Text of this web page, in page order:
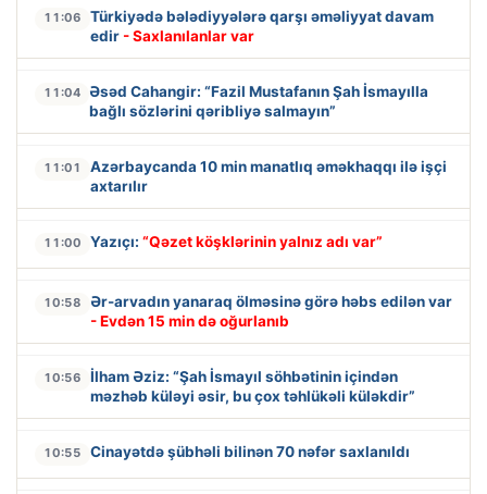
11:06
Türkiyədə bələdiyyələrə qarşı əməliyyat davam
edir - Saxlanılanlar var
11:04
Əsəd Cahangir: “Fazil Mustafanın Şah İsmayılla
bağlı sözlərini qəribliyə salmayın”
11:01
Azərbaycanda 10 min manatlıq əməkhaqqı ilə işçi
axtarılır
11:00 Yazıçı: “Qəzet köşklərinin yalnız adı var”
10:58
Ər-arvadın yanaraq ölməsinə görə həbs edilən var
- Evdən 15 min də oğurlanıb
10:56
İlham Əziz: “Şah İsmayıl söhbətinin içindən
məzhəb küləyi əsir, bu çox təhlükəli küləkdir”
10:55 Cinayətdə şübhəli bilinən 70 nəfər saxlanıldı